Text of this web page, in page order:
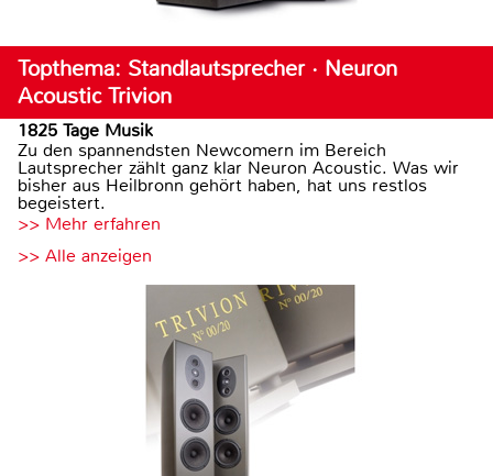
Topthema: Standlautsprecher · Neuron
Acoustic Trivion
1825 Tage Musik
Zu den spannendsten Newcomern im Bereich
Lautsprecher zählt ganz klar Neuron Acoustic. Was wir
bisher aus Heilbronn gehört haben, hat uns restlos
begeistert.
>> Mehr erfahren
>> Alle anzeigen